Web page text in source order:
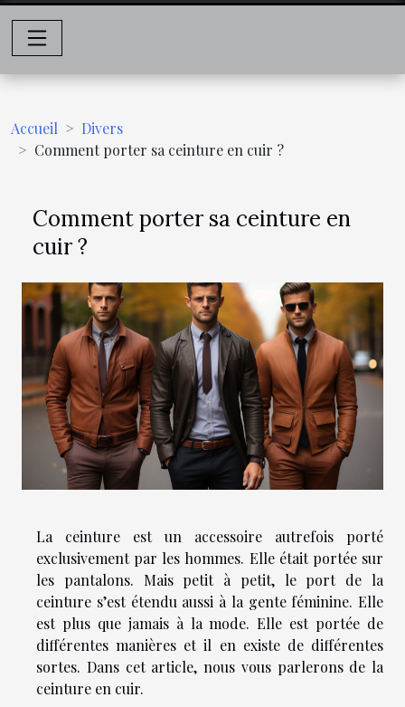
Accueil
Divers
Comment porter sa ceinture en cuir ?
Comment porter sa ceinture en
cuir ?
La ceinture est un accessoire autrefois porté
exclusivement par les hommes. Elle était portée sur
les pantalons. Mais petit à petit, le port de la
ceinture s’est étendu aussi à la gente féminine. Elle
est plus que jamais à la mode. Elle est portée de
différentes manières et il en existe de différentes
sortes. Dans cet article, nous vous parlerons de la
ceinture en cuir.